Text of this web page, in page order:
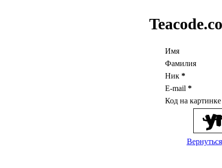
Имя
Фамилия
Ник *
E-mail *
Код на
Вернуться